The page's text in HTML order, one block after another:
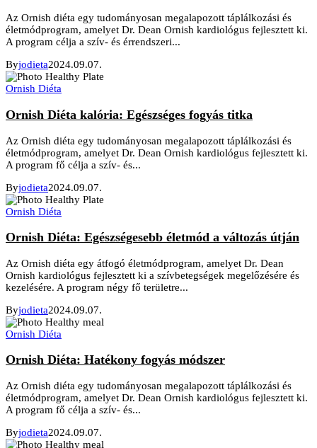
Az Ornish diéta egy tudományosan megalapozott táplálkozási és
életmódprogram, amelyet Dr. Dean Ornish kardiológus fejlesztett ki.
A program célja a szív- és érrendszeri...
Byjodieta2024.09.07.
Ornish Diéta
Ornish Diéta kalória: Egészséges fogyás titka
Az Ornish diéta egy tudományosan megalapozott táplálkozási és
életmódprogram, amelyet Dr. Dean Ornish kardiológus fejlesztett ki.
A program fő célja a szív- és...
Byjodieta2024.09.07.
Ornish Diéta
Ornish Diéta: Egészségesebb életmód a változás útján
Az Ornish diéta egy átfogó életmódprogram, amelyet Dr. Dean
Ornish kardiológus fejlesztett ki a szívbetegségek megelőzésére és
kezelésére. A program négy fő területre...
Byjodieta2024.09.07.
Ornish Diéta
Ornish Diéta: Hatékony fogyás módszer
Az Ornish diéta egy tudományosan megalapozott táplálkozási és
életmódprogram, amelyet Dr. Dean Ornish kardiológus fejlesztett ki.
A program fő célja a szív- és...
Byjodieta2024.09.07.